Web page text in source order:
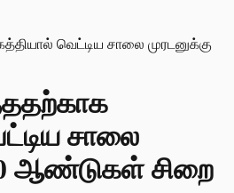
சாலை
ஆண்டுகள் சிறை